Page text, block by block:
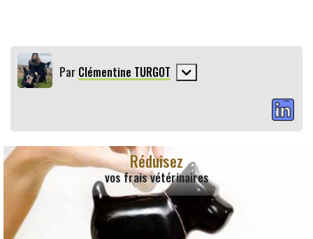
Par Clémentine TURGOT
Réduisez
vos frais vétérinaires